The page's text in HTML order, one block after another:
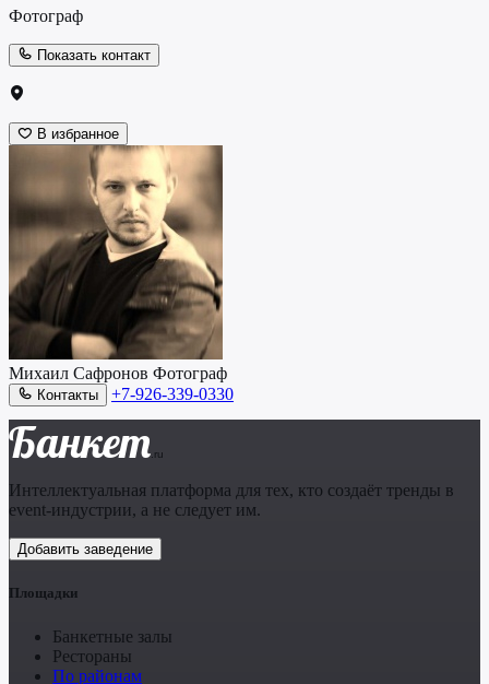
Фотограф
Показать контакт
В избранное
Михаил Сафронов Фотограф
Контакты +7-926-339-0330
Банкет .ru
Интеллектуальная платформа для тех, кто создаёт тренды в
event-индустрии, а не следует им.
Добавить заведение
Площадки
Банкетные залы
Рестораны
По районам